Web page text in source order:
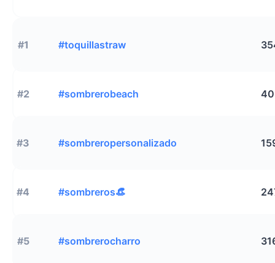
#1 #toquillastraw
#2 #sombrerobeach
#3 #sombreropersonalizado
#4 #sombreros👒
#5 #sombrerocharro